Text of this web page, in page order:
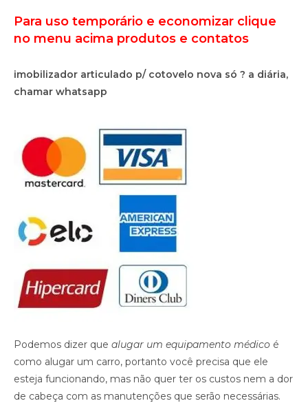
Para uso temporário e economizar clique
no menu acima produtos e contatos
imobilizador articulado p/ cotovelo nova só ? a diária,
chamar whatsapp
Podemos dizer que alugar um equipamento médico é
como alugar um carro, portanto você precisa que ele
esteja funcionando, mas não quer ter os custos nem a dor
de cabeça com as manutenções que serão necessárias.